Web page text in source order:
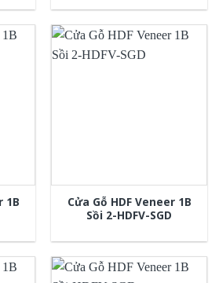
1B
Cửa Gỗ HDF Veneer 1B
Sồi 2-HDFV-SGD